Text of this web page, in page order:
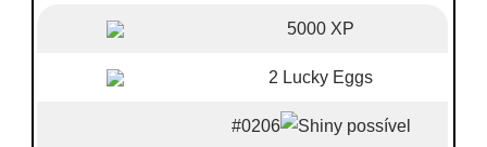
5000 XP
2 Lucky Eggs
#0206